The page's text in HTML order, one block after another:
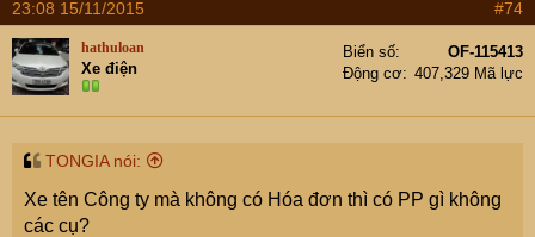
23:08 15/11/2015 #74
hathuloan
Xe điện
Biển số
OF-115413
Động cơ
407,329 Mã lực
TONGIA nói:
Xe tên Công ty mà không có Hóa đơn thì có PP gì không
các cụ?